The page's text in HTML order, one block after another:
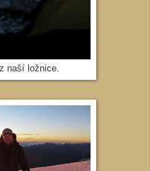
naší ložnice.